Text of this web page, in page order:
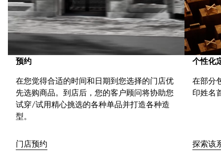
预约
在您觉得合适的时间和日期到您选择的门店优
先选购商品。到店后，您的客户顾问将协助您
试穿/试用精心挑选的各种单品并打造各种造
型。
门店预约
个性化
在部分
印姓名
探索该